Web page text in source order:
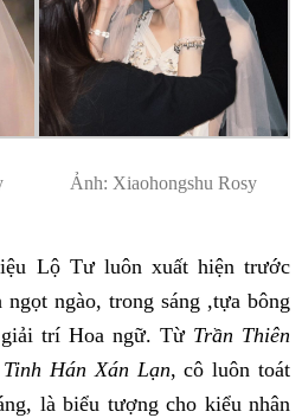
Ảnh: Xiaohongshu Rosy
Lộ Tư luôn xuất hiện trước
ngào, trong sáng ,tựa bông
giải trí Hoa ngữ. Từ Trần Thiên
Tinh Hán Xán Lạn, cô luôn toát
là biểu tượng cho kiểu nhân